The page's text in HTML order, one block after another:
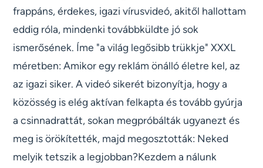
frappáns, érdekes, igazi vírusvideó, akitől hallottam
eddig róla, mindenki továbbküldte jó sok
ismerősének. Íme "a világ legősibb trükkje" XXXL
méretben: Amikor egy reklám önálló életre kel, az
az igazi siker. A videó sikerét bizonyítja, hogy a
közösség is elég aktívan felkapta és tovább gyúrja
a csinnadrattát, sokan megpróbálták ugyanezt és
meg is örökítették, majd megosztották: Neked
melyik tetszik a legjobban?Kezdem a nálunk